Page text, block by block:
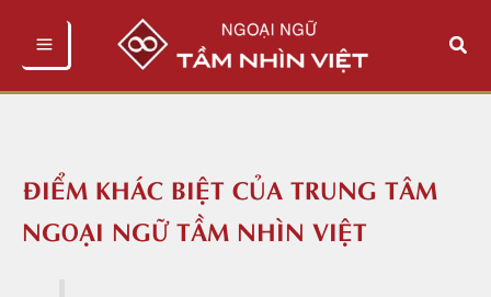
Tìm
ĐIỂM KHÁC BIỆT CỦA TRUNG TÂM
NGOẠI NGỮ TẦM NHÌN VIỆT